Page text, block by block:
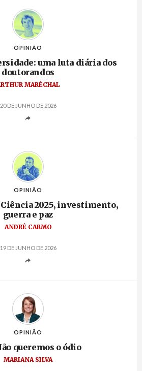
OPINIÃO
uma luta diária dos
doutorandos
MARÉCHAL
20 DE JUNHO DE 2026
OPINIÃO
2025, investimento,
guerra e paz
ANDRÉ CARMO
19 DE JUNHO DE 2026
OPINIÃO
queremos o ódio
MARIANA SILVA